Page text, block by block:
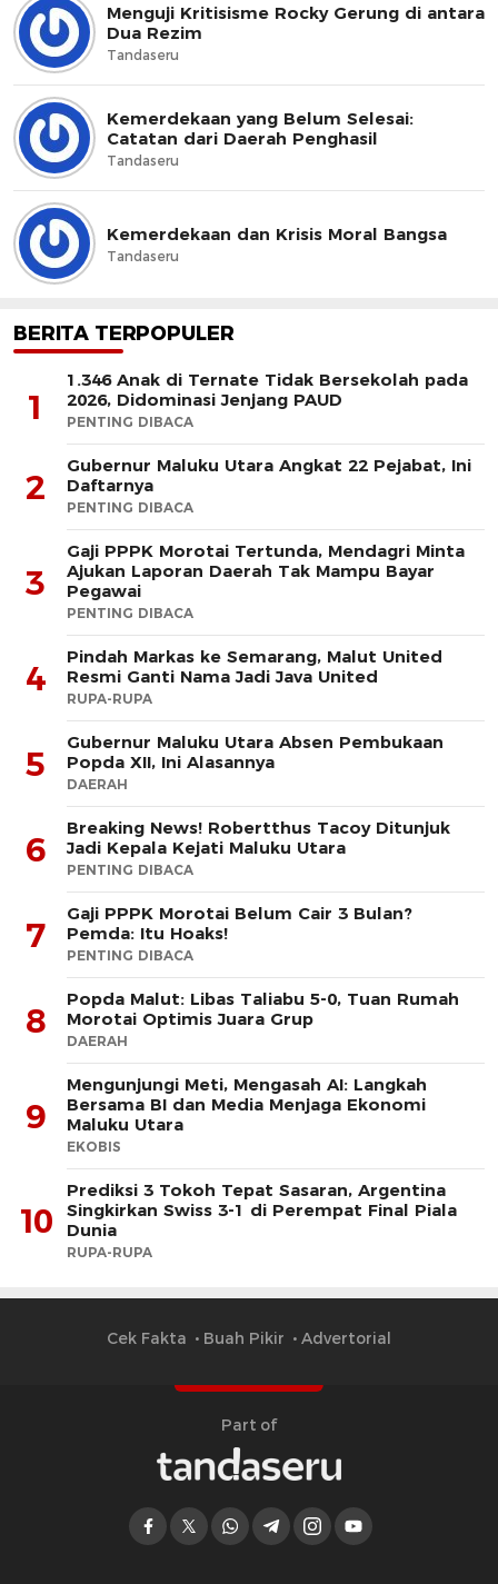
Menguji Kritisisme Rocky Gerung di antara
Dua Rezim
Tandaseru
Kemerdekaan yang Belum Selesai:
Catatan dari Daerah Penghasil
Tandaseru
Kemerdekaan dan Krisis Moral Bangsa
Tandaseru
BERITA TERPOPULER
1
1.346 Anak di Ternate Tidak Bersekolah pada
2026, Didominasi Jenjang PAUD
PENTING DIBACA
2
Gubernur Maluku Utara Angkat 22 Pejabat, Ini
Daftarnya
PENTING DIBACA
3
Gaji PPPK Morotai Tertunda, Mendagri Minta
Ajukan Laporan Daerah Tak Mampu Bayar
Pegawai
PENTING DIBACA
4
Pindah Markas ke Semarang, Malut United
Resmi Ganti Nama Jadi Java United
RUPA-RUPA
5
Gubernur Maluku Utara Absen Pembukaan
Popda XII, Ini Alasannya
DAERAH
6
Breaking News! Robertthus Tacoy Ditunjuk
Jadi Kepala Kejati Maluku Utara
PENTING DIBACA
7
Gaji PPPK Morotai Belum Cair 3 Bulan?
Pemda: Itu Hoaks!
PENTING DIBACA
8
Popda Malut: Libas Taliabu 5-0, Tuan Rumah
Morotai Optimis Juara Grup
DAERAH
9
Mengunjungi Meti, Mengasah AI: Langkah
Bersama BI dan Media Menjaga Ekonomi
Maluku Utara
EKOBIS
10
Prediksi 3 Tokoh Tepat Sasaran, Argentina
Singkirkan Swiss 3-1 di Perempat Final Piala
Dunia
RUPA-RUPA
Cek Fakta Buah Pikir Advertorial
Part of